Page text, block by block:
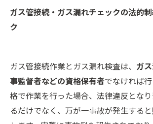
ガス管接続・ガス漏れチェックの法的
ク
ガス管接続作業とガス漏れ検査は、 ガ
事監督者などの資格保有者でなければ
格で作業を行った場合、法律違反とな
るだけでなく、万が一事故が発生する